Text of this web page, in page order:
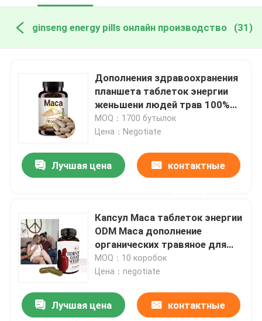
ginseng energy pills онлайн производство (31)
Дополнения здравоохранения
планшета таблеток энергии
женьшени людей трав 100%
естественные
MOQ：1700 бутылок
Цена：Negotiate
Лучшая цена контактные
Капсул Maca таблеток энергии
ODM Maca дополнение
органических травяное для
выносливости энергии
MOQ：10 коробок
Цена：negotiate
Лучшая цена контактные